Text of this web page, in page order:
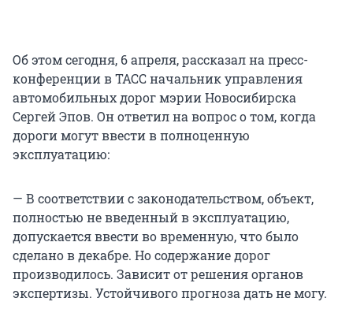
Об этом сегодня, 6 апреля, рассказал на пресс-
конференции в ТАСС начальник управления
автомобильных дорог мэрии Новосибирска
Сергей Эпов. Он ответил на вопрос о том, когда
дороги могут ввести в полноценную
эксплуатацию:
— В соответствии с законодательством, объект,
полностью не введенный в эксплуатацию,
допускается ввести во временную, что было
сделано в декабре. Но содержание дорог
производилось. Зависит от решения органов
экспертизы. Устойчивого прогноза дать не могу.